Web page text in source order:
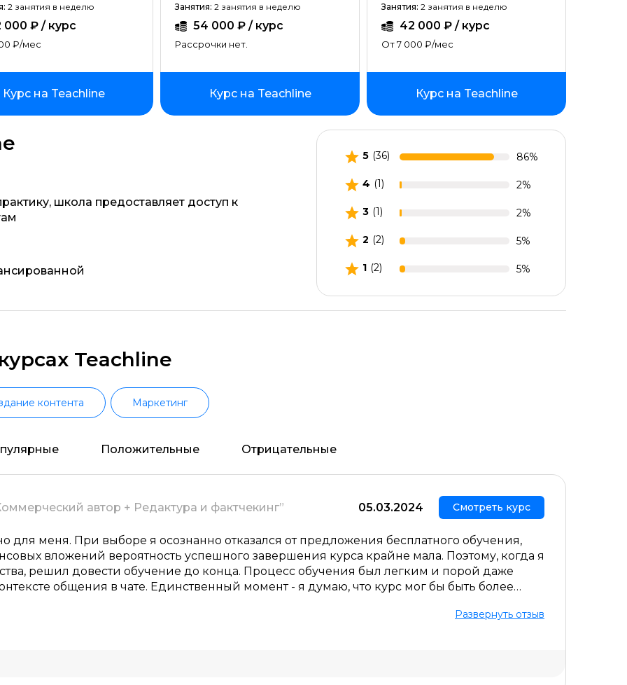
2 занятия в неделю
000 ₽ / курс
₽/мес
Курс на Teachline
Занятия: 2 занятия в неделю
54 000 ₽ / курс
Рассрочки нет.
Курс на Teachline
Занятия: 2 занятия в неделю
42 000 ₽ / курс
От 7 000 ₽/мес
Курс на Teachline
школа предоставляет доступ к
5 (36) 86%
4 (1) 2%
3 (1) 2%
2 (2) 5%
1 (2) 5%
Teachline
контента Маркетинг
Положительные Отрицательные
автор + Редактура и фактчекинг” 05.03.2024 Смотреть курс
для меня. При выборе я осознанно отказался от предложения бесплатного обучения,
вложений вероятность успешного завершения курса крайне мала. Поэтому, когда я
решил довести обучение до конца. Процесс обучения был легким и порой даже
общения в чате. Единственный момент - я думаю, что курс мог бы быть более
Развернуть отзыв